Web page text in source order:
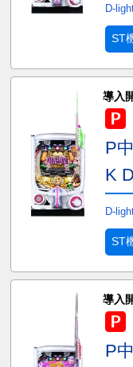
D-
ST
導入
P
K
D-
ST
導入
P